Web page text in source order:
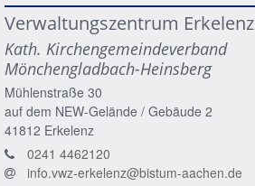
Verwaltungszentrum Erkelenz
Kath. Kirchengemeindeverband
Mönchengladbach-Heinsberg
Mühlenstraße 30
auf dem NEW-Gelände / Gebäude 2
41812 Erkelenz
0241 4462120
info.vwz-erkelenz@bistum-aachen.de